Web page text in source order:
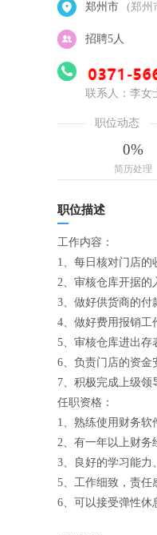
郑州市 (郑州
招聘5人
联系人：李女
职位动态
0%
简历处理
职位描述
工作内容：
1、每日核对门店的
2、审核仓库开据的
3、做好供货商的付
4、做好费用报销工
5、审核仓库进出存
6、负责门店的资金
7、积极完成上级领
任职资格：
1、熟练使用财务软
2、有一年以上财务
3、良好的学习能力
5、工作细致，责任
6、可以接受弹性休